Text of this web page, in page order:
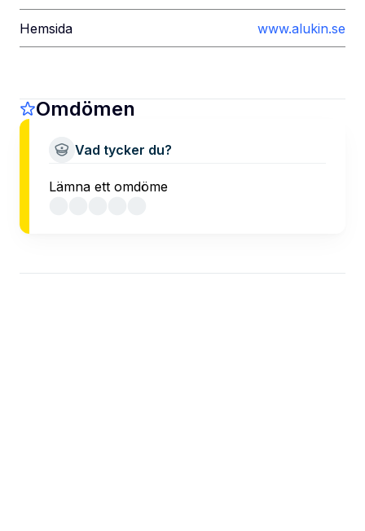
Hemsida www.alukin.se
Omdömen
Vad tycker du?
Lämna ett omdöme